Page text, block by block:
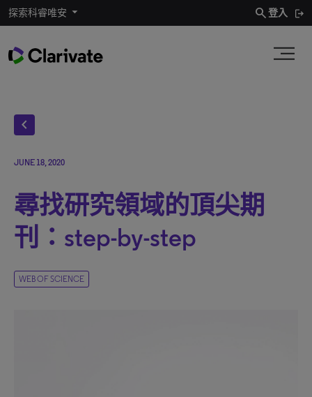
探索科睿唯安 search登入
chevron_left
JUNE 18, 2020
尋找研究領域的頂尖期
刊：step-by-step
WEB OF SCIENCE